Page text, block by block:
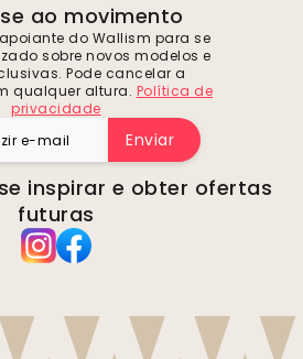
ao movimento
do Wallism para se
sobre novos modelos e
Pode cancelar a
qualquer altura. Política de
privacidade
Enviar
inspirar e obter ofertas
futuras